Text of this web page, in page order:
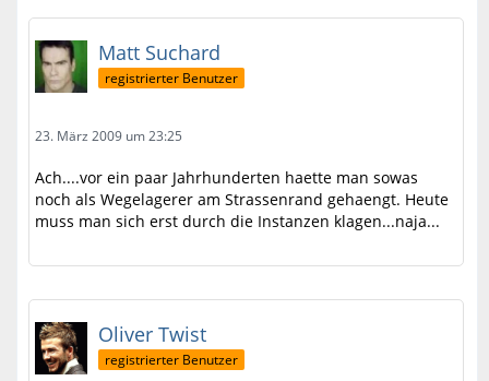
Matt Suchard
registrierter Benutzer
23. März 2009 um 23:25
Ach....vor ein paar Jahrhunderten haette man sowas
noch als Wegelagerer am Strassenrand gehaengt. Heute
muss man sich erst durch die Instanzen klagen...naja...
Oliver Twist
registrierter Benutzer